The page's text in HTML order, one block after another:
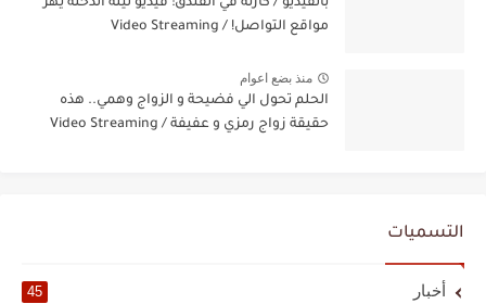
بالفيديو / كارثة في الفندق: فيديو ليلة الدخلة يهزّ
مواقع التواصل! / Video Streaming
منذ بضع اعوام
الحلم تحول الي فضيحة و الزواج وهمي.. هذه
حقيقة زواج رمزي و عفيفة / Video Streaming
التسميات
أخبار 45